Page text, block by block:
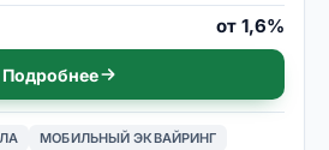
от 1,6%
Подробнее
МОБИЛЬНЫЙ ЭКВАЙРИНГ